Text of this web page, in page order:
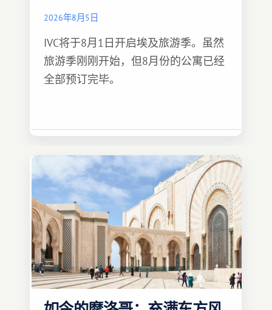
2026年8月5日
IVC将于8月1日开启埃及旅游季。虽然
旅游季刚刚开始，但8月份的公寓已经
全部预订完毕。